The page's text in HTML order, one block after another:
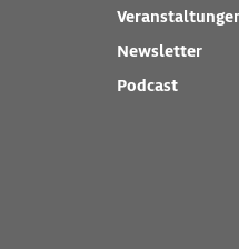
Newsletter
Podcast